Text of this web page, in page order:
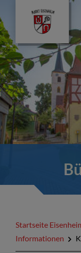
Gemeinderat
Startseite
Informationen